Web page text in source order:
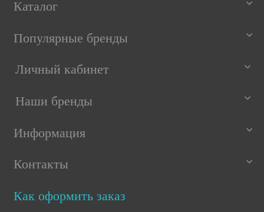
Каталог
Популярные бренды
Личный кабинет
Наши бренды
Информация
Контакты
Как оформить заказ